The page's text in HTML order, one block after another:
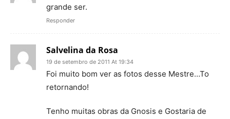
grande ser.
Responder
Salvelina da Rosa
19 de setembro de 2011 At 19:34
Foi muito bom ver as fotos desse Mestre…To
retornando!
Tenho muitas obras da Gnosis e Gostaria de